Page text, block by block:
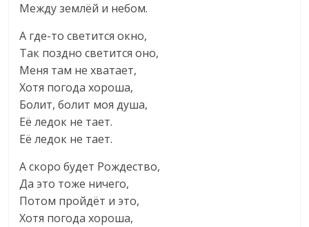
Между землёй и небом.
А где-то светится окно,
Так поздно светится оно,
Меня там не хватает,
Хотя погода хороша,
Болит, болит моя душа,
Её ледок не тает.
Её ледок не тает.
А скоро будет Рождество,
Да это тоже ничего,
Потом пройдёт и это,
Хотя погода хороша,